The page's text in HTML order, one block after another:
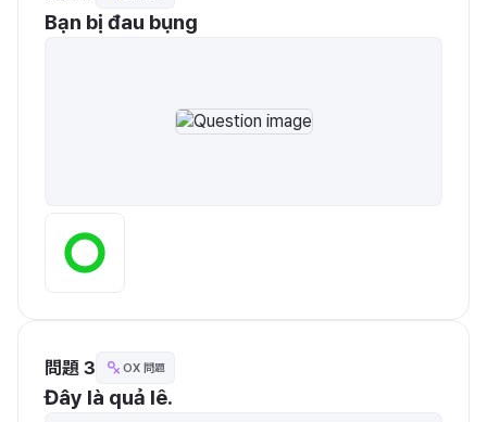
Bạn bị đau bụng
問題 3 OX 問題
Đây là quả lê.